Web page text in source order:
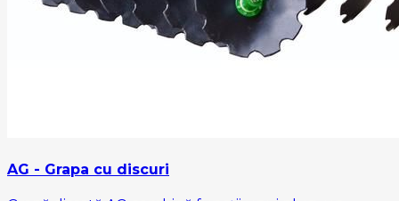
AG - Grapa cu discuri